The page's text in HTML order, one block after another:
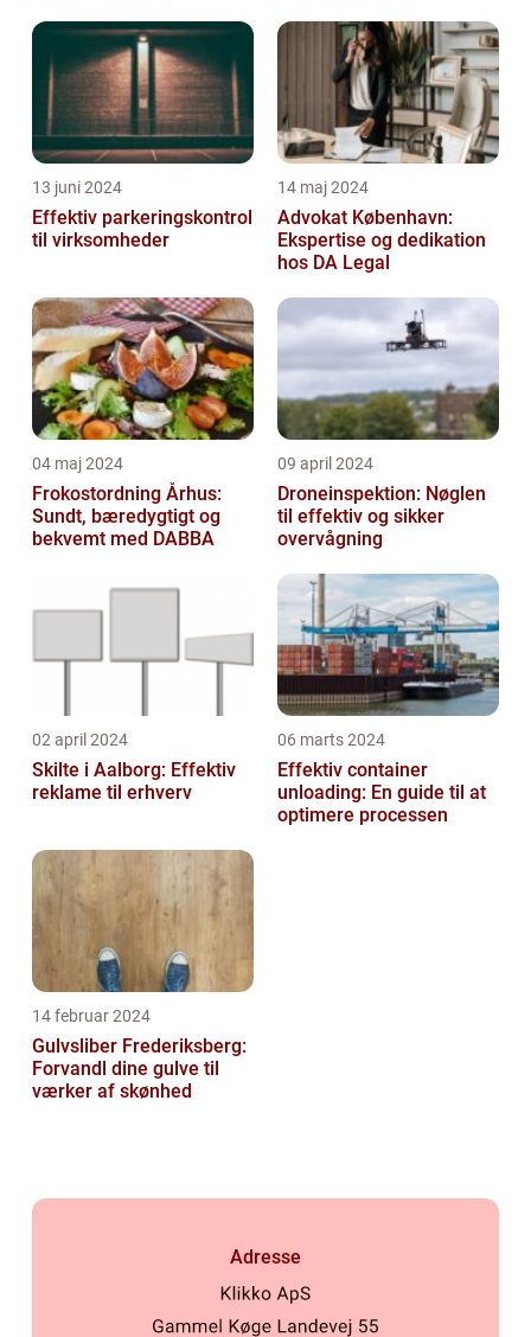
13 juni 2024
Effektiv parkeringskontrol
til virksomheder
14 maj 2024
Advokat København:
Ekspertise og dedikation
hos DA Legal
04 maj 2024
Frokostordning Århus:
Sundt, bæredygtigt og
bekvemt med DABBA
09 april 2024
Droneinspektion: Nøglen
til effektiv og sikker
overvågning
02 april 2024
Skilte i Aalborg: Effektiv
reklame til erhverv
06 marts 2024
Effektiv container
unloading: En guide til at
optimere processen
14 februar 2024
Gulvsliber Frederiksberg:
Forvandl dine gulve til
værker af skønhed
Adresse